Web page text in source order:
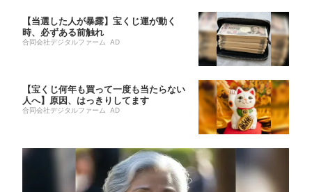
【当選した人が暴露】宝くじ運が動く
時、必ずある前触れ
合同会社デジタルファーム AD
【宝くじ何年も買って一度も当たらない
人へ】原因、はっきりしてます
合同会社デジタルファーム AD